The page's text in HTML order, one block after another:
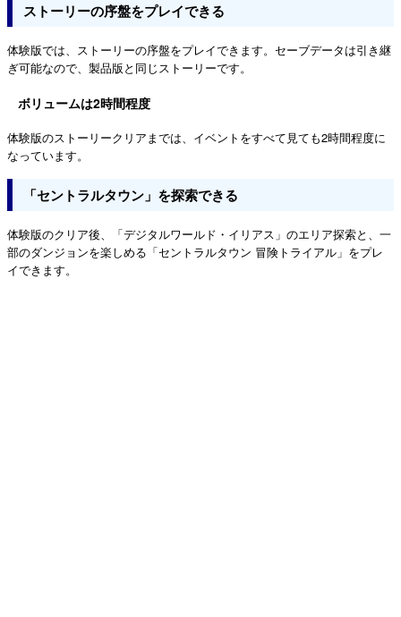
ストーリーの序盤をプレイできる
体験版では、ストーリーの序盤をプレイできます。セーブデータは引き継
ぎ可能なので、製品版と同じストーリーです。
ボリュームは2時間程度
体験版のストーリークリアまでは、イベントをすべて見ても2時間程度に
なっています。
「セントラルタウン」を探索できる
体験版のクリア後、「デジタルワールド・イリアス」のエリア探索と、一
部のダンジョンを楽しめる「セントラルタウン 冒険トライアル」をプレ
イできます。